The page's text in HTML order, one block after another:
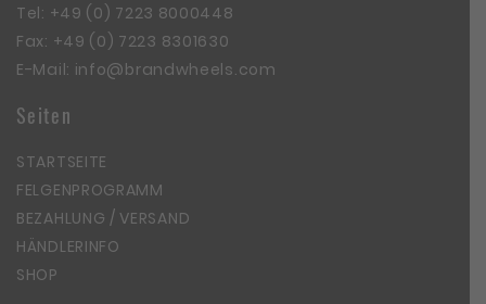
Tel: +49 (0) 7223 8000448
Fax: +49 (0) 7223 8301630
E-Mail: info@brandwheels.com
Seiten
STARTSEITE
FELGENPROGRAMM
BEZAHLUNG / VERSAND
HÄNDLERINFO
SHOP